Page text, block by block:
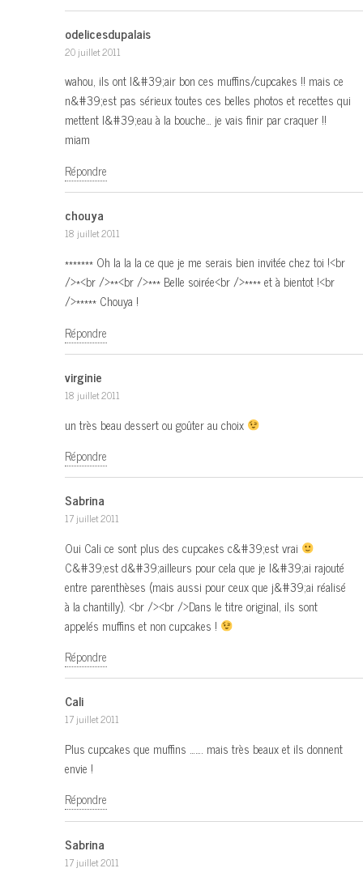
odelicesdupalais
20 juillet 2011
wahou, ils ont l&#39;air bon ces muffins/cupcakes !! mais ce
n&#39;est pas sérieux toutes ces belles photos et recettes qui
mettent l&#39;eau à la bouche… je vais finir par craquer !!
miam
Répondre
chouya
18 juillet 2011
******* Oh la la la ce que je me serais bien invitée chez toi !<br
/>*<br />**<br />*** Belle soirée<br />**** et à bientot !<br
/>***** Chouya !
Répondre
virginie
18 juillet 2011
un très beau dessert ou goûter au choix
Répondre
Sabrina
17 juillet 2011
Oui Cali ce sont plus des cupcakes c&#39;est vrai
C&#39;est d&#39;ailleurs pour cela que je l&#39;ai rajouté
entre parenthèses (mais aussi pour ceux que j&#39;ai réalisé
à la chantilly). <br /><br />Dans le titre original, ils sont
appelés muffins et non cupcakes !
Répondre
Cali
17 juillet 2011
Plus cupcakes que muffins ……. mais très beaux et ils donnent
envie !
Répondre
Sabrina
17 juillet 2011